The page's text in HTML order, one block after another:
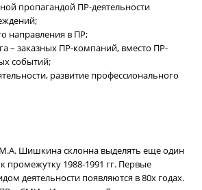
пропагандой ПР-деятельности
направления в ПР;
– заказных ПР-компаний, вместо ПР-
событий;
развитие профессионального
Шишкина склонна выделять еще один
промежутку 1988-1991 гг. Первые
деятельности появляются в 80х годах.